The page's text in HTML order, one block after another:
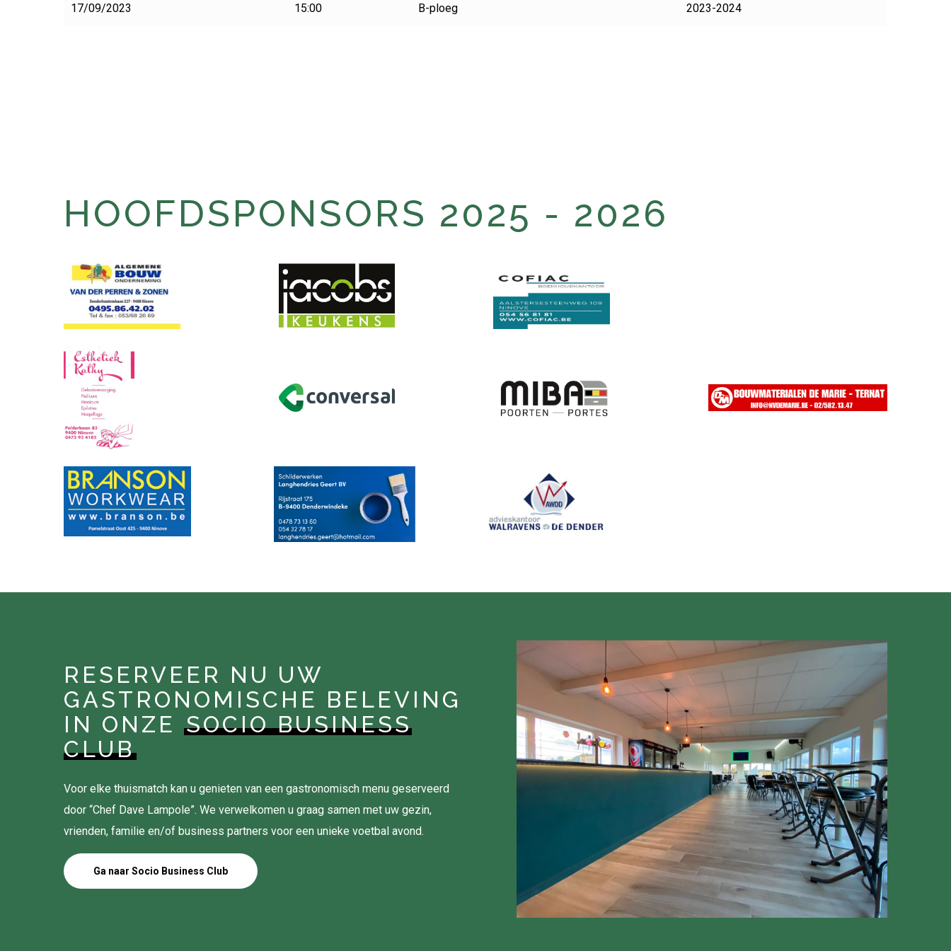
17/09/2023 15:00 B-ploeg 2023-2024
HOOFDSPONSORS 2025 - 2026
RESERVEER NU UW
GASTRONOMISCHE BELEVING
IN ONZESOCIO BUSINESS
CLUB
Voor elke thuismatch kan u genieten van een gastronomisch menu geserveerd
door “Chef Dave Lampole”. We verwelkomen u graag samen met uw gezin,
vrienden, familie en/of business partners voor een unieke voetbal avond.
Ga naar Socio Business Club